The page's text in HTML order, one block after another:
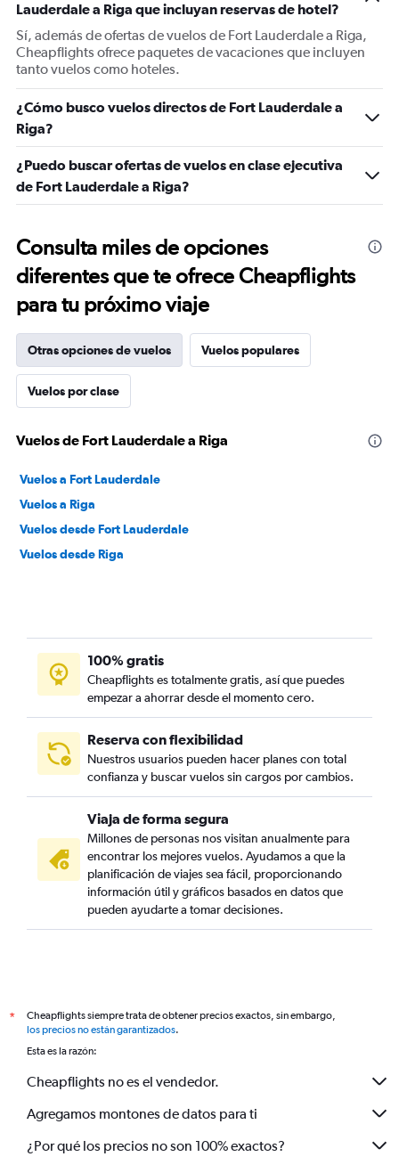
Lauderdale a Riga que incluyan reservas de hotel?
Sí, además de ofertas de vuelos de Fort Lauderdale a Riga,
Cheapflights ofrece paquetes de vacaciones que incluyen
tanto vuelos como hoteles.
¿Cómo busco vuelos directos de Fort Lauderdale a
Riga?
¿Puedo buscar ofertas de vuelos en clase ejecutiva
de Fort Lauderdale a Riga?
Consulta miles de opciones
diferentes que te ofrece Cheapflights
para tu próximo viaje
Otras opciones de vuelos Vuelos populares
Vuelos por clase
Vuelos de Fort Lauderdale a Riga
Vuelos a Fort Lauderdale
Vuelos a Riga
Vuelos desde Fort Lauderdale
Vuelos desde Riga
100% gratis
Cheapflights es totalmente gratis, así que puedes
empezar a ahorrar desde el momento cero.
Reserva con flexibilidad
Nuestros usuarios pueden hacer planes con total
confianza y buscar vuelos sin cargos por cambios.
Viaja de forma segura
Millones de personas nos visitan anualmente para
encontrar los mejores vuelos. Ayudamos a que la
planificación de viajes sea fácil, proporcionando
información útil y gráficos basados en datos que
pueden ayudarte a tomar decisiones.
*
Cheapflights siempre trata de obtener precios exactos, sin embargo,
los precios no están garantizados.
Esta es la razón:
Cheapflights no es el vendedor.
Agregamos montones de datos para ti
¿Por qué los precios no son 100% exactos?